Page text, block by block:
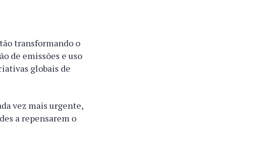
transformando o
de emissões e uso
globais de
vez mais urgente,
a repensarem o